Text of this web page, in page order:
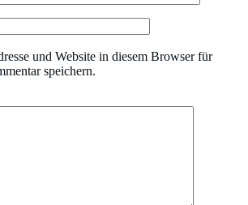
und Website in diesem Browser für
speichern.